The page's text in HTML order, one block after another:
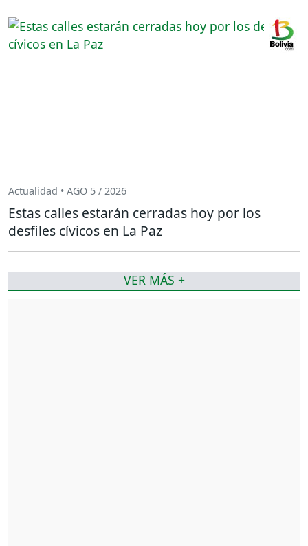
Actualidad • AGO 5 / 2026
Estas calles estarán cerradas hoy por los
desfiles cívicos en La Paz
VER MÁS +